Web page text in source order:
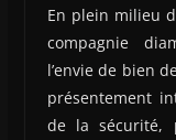
En plein milieu
compagnie
l’envie de bien
présentement
de la sécurité,